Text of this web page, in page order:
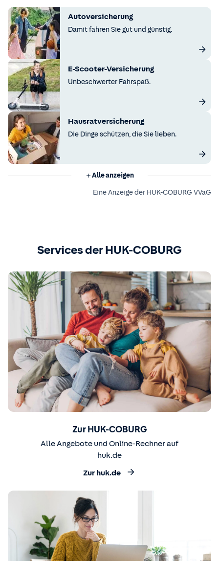
Autoversicherung
Damit fahren Sie gut und günstig.
E-Scooter-Versicherung
Unbeschwerter Fahrspaß.
Hausratversicherung
Die Dinge schützen, die Sie lieben.
Alle anzeigen
Eine Anzeige der HUK-COBURG VVaG
Services der HUK-COBURG
Zur HUK-COBURG
Alle Angebote und Online-Rechner auf
huk.de
Zur huk.de